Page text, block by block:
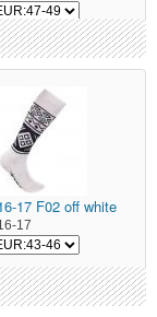
17 F02 off white
17